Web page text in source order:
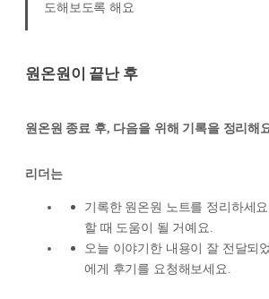
도해보도록 해요
원온원이 끝난 후
원온원 종료 후, 다음을 위해 기록을 정리해
리더는
기록한 원온원 노트를 정리하세
할 때 도움이 될 거예요.
오늘 이야기한 내용이 잘 전달되
에게 후기를 요청해보세요.